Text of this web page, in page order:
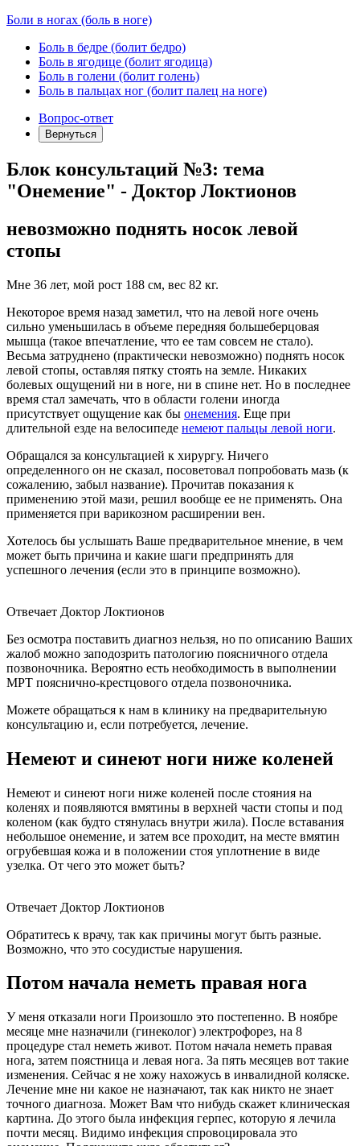
Боли в ногах (боль в ноге)
Боль в бедре (болит бедро)
Боль в ягодице (болит ягодица)
Боль в голени (болит голень)
Боль в пальцах ног (болит палец на ноге)
Вопрос-ответ
Вернуться
Блок консультаций №3: тема
"Онемение" - Доктор Локтионов
невозможно поднять носок левой
стопы
Мне 36 лет, мой рост 188 см, вес 82 кг.
Некоторое время назад заметил, что на левой ноге очень
сильно уменьшилась в объеме передняя большеберцовая
мышца (такое впечатление, что ее там совсем не стало).
Весьма затруднено (практически невозможно) поднять носок
левой стопы, оставляя пятку стоять на земле. Никаких
болевых ощущений ни в ноге, ни в спине нет. Но в последнее
время стал замечать, что в области голени иногда
присутствует ощущение как бы онемения. Еще при
длительной езде на велосипеде немеют пальцы левой ноги.
Обращался за консультацией к хирургу. Ничего
определенного он не сказал, посоветовал попробовать мазь (к
сожалению, забыл название). Прочитав показания к
применению этой мази, решил вообще ее не применять. Она
применяется при варикозном расширении вен.
Хотелось бы услышать Ваше предварительное мнение, в чем
может быть причина и какие шаги предпринять для
успешного лечения (если это в принципе возможно).
Отвечает Доктор Локтионов
Без осмотра поставить диагноз нельзя, но по описанию Ваших
жалоб можно заподозрить патологию поясничного отдела
позвоночника. Вероятно есть необходимость в выполнении
МРТ пояснично-крестцового отдела позвоночника.
Можете обращаться к нам в клинику на предварительную
консультацию и, если потребуется, лечение.
Немеют и синеют ноги ниже коленей
Немеют и синеют ноги ниже коленей после стояния на
коленях и появляются вмятины в верхней части стопы и под
коленом (как будто стянулась внутри жила). После вставания
небольшое онемение, и затем все проходит, на месте вмятин
огрубевшая кожа и в положении стоя уплотнение в виде
узелка. От чего это может быть?
Отвечает Доктор Локтионов
Обратитесь к врачу, так как причины могут быть разные.
Возможно, что это сосудистые нарушения.
Потом начала неметь правая нога
У меня отказали ноги Произошло это постепенно. В ноябре
месяце мне назначили (гинеколог) электрофорез, на 8
процедуре стал неметь живот. Потом начала неметь правая
нога, затем поястница и левая нога. За пять месяцев вот такие
изменения. Сейчас я не хожу нахожусь в инвалидной коляске.
Лечение мне ни какое не назначают, так как никто не знает
точного диагноза. Может Вам что нибудь скажет клиническая
картина. До этого была инфекция герпес, которую я лечила
почти месяц. Видимо инфекция спровоцировала это